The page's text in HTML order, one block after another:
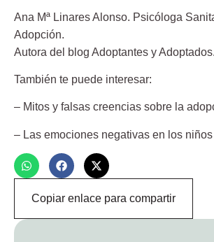
Ana Mª Linares Alonso. Psicóloga
Adopción.
Autora del blog Adoptantes y Adoptados.
También te puede interesar:
– Mitos y falsas creencias sobre la
– Las emociones negativas en los niños
Copiar enlace para compartir